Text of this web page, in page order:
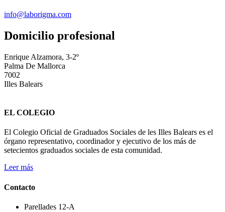
info@laborigma.com
Domicilio profesional
Enrique Alzamora, 3-2º
Palma De Mallorca
7002
Illes Balears
EL COLEGIO
El Colegio Oficial de Graduados Sociales de les Illes Balears es el
órgano representativo, coordinador y ejecutivo de los más de
setecientos graduados sociales de esta comunidad.
Leer más
Contacto
Parellades 12-A